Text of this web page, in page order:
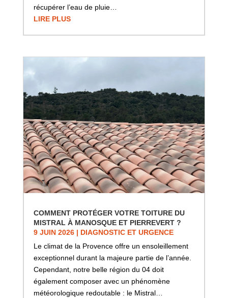
récupérer l’eau de pluie…
LIRE PLUS
COMMENT PROTÉGER VOTRE TOITURE DU
MISTRAL À MANOSQUE ET PIERREVERT ?
9 JUIN 2026| DIAGNOSTIC ET URGENCE
Le climat de la Provence offre un ensoleillement
exceptionnel durant la majeure partie de l’année.
Cependant, notre belle région du 04 doit
également composer avec un phénomène
météorologique redoutable : le Mistral…